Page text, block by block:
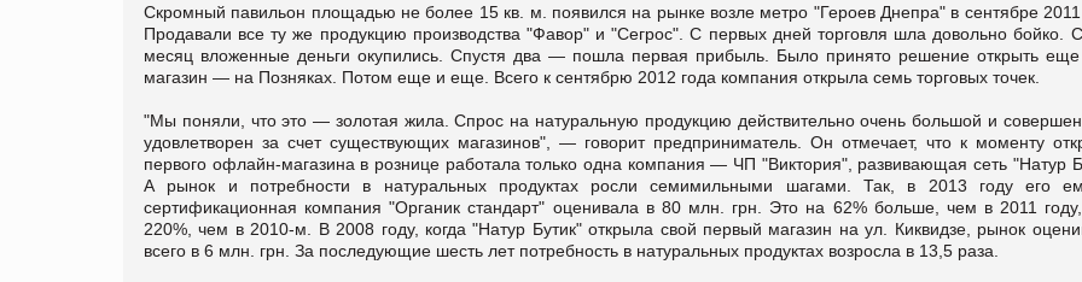
Скромный павильон площадью не более 15 кв. м. появился на рынке возле метро "Героев Днепра" в сентябре 2011
Продавали все ту же продукцию производства "Фавор" и "Сегрос". С первых дней торговля шла довольно бойко.
месяц вложенные деньги окупились. Спустя два — пошла первая прибыль. Было принято решение открыть
магазин — на Позняках. Потом еще и еще. Всего к сентябрю 2012 года компания открыла семь торговых точек.
"Мы поняли, что это — золотая жила. Спрос на натуральную продукцию действительно очень большой и
удовлетворен за счет существующих магазинов", — говорит предприниматель. Он отмечает, что к моменту
первого офлайн-магазина в рознице работала только одна компания — ЧП "Виктория", развивающая сеть "Натур
А рынок и потребности в натуральных продуктах росли семимильными шагами. Так, в 2013 году его
сертификационная компания "Органик стандарт" оценивала в 80 млн. грн. Это на 62% больше, чем в 2011
220%, чем в 2010-м. В 2008 году, когда "Натур Бутик" открыла свой первый магазин на ул. Киквидзе, рынок
всего в 6 млн. грн. За последующие шесть лет потребность в натуральных продуктах возросла в 13,5 раза.